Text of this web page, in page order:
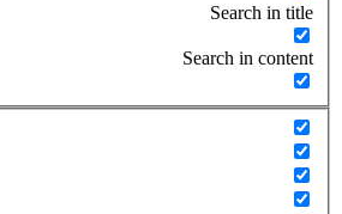
Search in title
Search in content